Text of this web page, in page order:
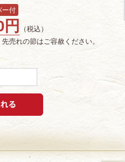
ー付
（税込）
売れの節はご容赦ください。